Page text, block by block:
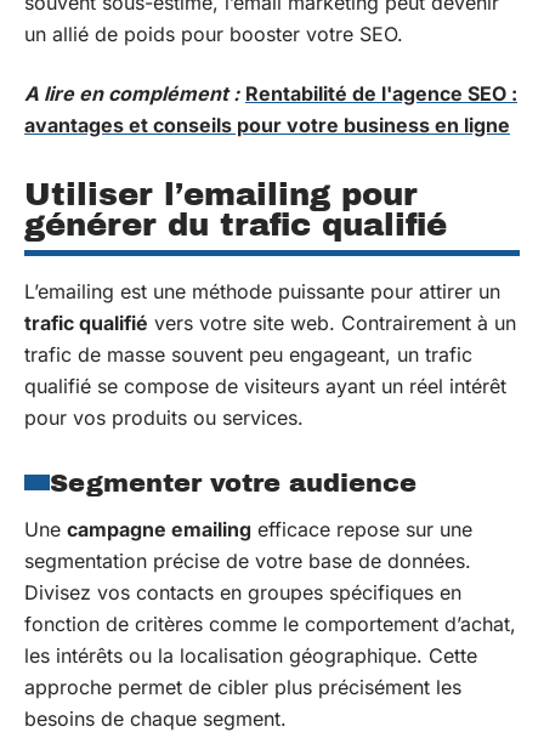
un allié de poids pour booster votre SEO.
A lire en complément : Rentabilité de l'agence SEO :
avantages et conseils pour votre business en ligne
Utiliser l’emailing pour
générer du trafic qualifié
L’emailing est une méthode puissante pour attirer un
trafic qualifié vers votre site web. Contrairement à un
trafic de masse souvent peu engageant, un trafic
qualifié se compose de visiteurs ayant un réel intérêt
pour vos produits ou services.
Segmenter votre audience
Une campagne emailing efficace repose sur une
segmentation précise de votre base de données.
Divisez vos contacts en groupes spécifiques en
fonction de critères comme le comportement d’achat,
les intérêts ou la localisation géographique. Cette
approche permet de cibler plus précisément les
besoins de chaque segment.